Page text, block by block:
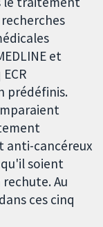
et
prédéfinis.
anti-cancéreux
soient
Au
ces cinq